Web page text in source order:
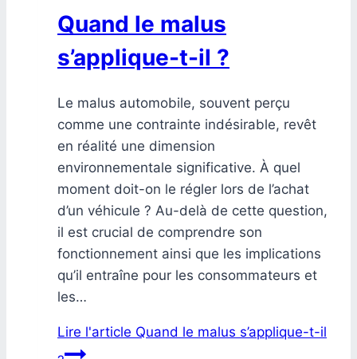
Quand le malus
s’applique-t-il ?
Le malus automobile, souvent perçu
comme une contrainte indésirable, revêt
en réalité une dimension
environnementale significative. À quel
moment doit-on le régler lors de l’achat
d’un véhicule ? Au-delà de cette question,
il est crucial de comprendre son
fonctionnement ainsi que les implications
qu’il entraîne pour les consommateurs et
les…
Lire l'article Quand le malus s’applique-t-il